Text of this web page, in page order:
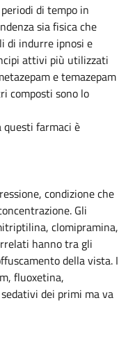
di tempo in
sia fisica che
di indurre ipnosi e
attivi più utilizzati
e temazepam
composti sono lo
questi farmaci è
condizione che
Gli
clomipramina,
hanno tra gli
della vista. I
fluoxetina,
dei primi ma va